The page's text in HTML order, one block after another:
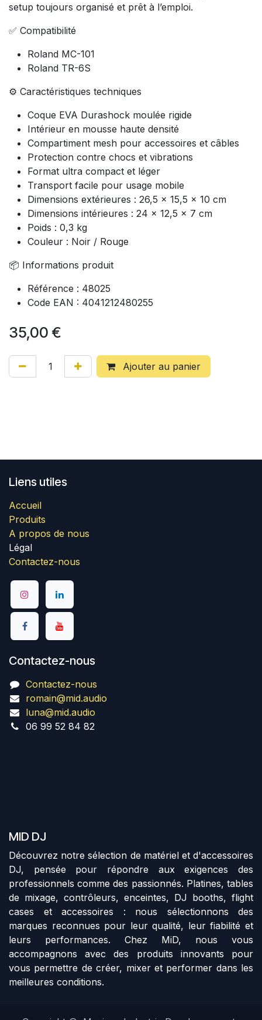
setup toujours organisé et prêt à l’emploi.
✅ Compatibilité
Roland MC-101
Roland TR-6S
⚙️ Caractéristiques techniques
Coque EVA Durashock moulée rigide
Intérieur en mousse haute densité
Compartiment mesh pour accessoires et câbles
Protection contre chocs et vibrations
Format ultra compact et léger
Transport facile pour usage mobile
Dimensions extérieures : 26,5 x 15,5 x 10 cm
Dimensions intérieures : 24 x 12,5 x 7 cm
Poids : 0,3 kg
Couleur : Noir / Rouge
📦 Informations produit
Référence : 48025
Code EAN : 4041212480255
35,00 €
Ajouter au panier
Liens utiles
Accueil
Produits
A propos de nous
Légal
Contactez-nous
Contactez-nous
Contactez-nous
romain@mid.audio
luna@mid.audio
06 99 52 84 82
MID DJ
Découvrez notre sélection de matériel et d'accessoires
DJ, pensée pour répondre aux exigences des
professionnels comme des passionnés. Platines, tables
de mixage, contrôleurs, enceintes, DJ booths, flight
cases et accessoires : nous sélectionnons des
marques reconnues pour leur qualité, leur fiabilité et
leurs performances. Chez MiD, nous vous
accompagnons avec des produits innovants pour
vous permettre de créer, mixer et performer dans les
meilleures conditions.